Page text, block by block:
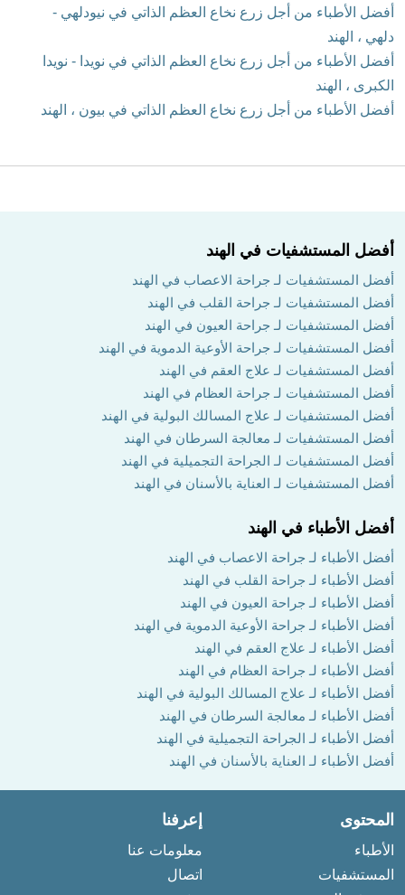
أفضل الأطباء من أجل زرع نخاع العظم الذاتي في نيودلهي -
دلهي ، الهند
أفضل الأطباء من أجل زرع نخاع العظم الذاتي في نويدا - نويدا
الكبرى ، الهند
أفضل الأطباء من أجل زرع نخاع العظم الذاتي في بيون ، الهند
أفضل المستشفيات في الهند
أفضل المستشفيات لـ جراحة الاعصاب في الهند
أفضل المستشفيات لـ جراحة القلب في الهند
أفضل المستشفيات لـ جراحة العيون في الهند
أفضل المستشفيات لـ جراحة الأوعية الدموية في الهند
أفضل المستشفيات لـ علاج العقم في الهند
أفضل المستشفيات لـ جراحة العظام في الهند
أفضل المستشفيات لـ علاج المسالك البولية في الهند
أفضل المستشفيات لـ معالجة السرطان في الهند
أفضل المستشفيات لـ الجراحة التجميلية في الهند
أفضل المستشفيات لـ العناية بالأسنان في الهند
أفضل الأطباء في الهند
أفضل الأطباء لـ جراحة الاعصاب في الهند
أفضل الأطباء لـ جراحة القلب في الهند
أفضل الأطباء لـ جراحة العيون في الهند
أفضل الأطباء لـ جراحة الأوعية الدموية في الهند
أفضل الأطباء لـ علاج العقم في الهند
أفضل الأطباء لـ جراحة العظام في الهند
أفضل الأطباء لـ علاج المسالك البولية في الهند
أفضل الأطباء لـ معالجة السرطان في الهند
أفضل الأطباء لـ الجراحة التجميلية في الهند
أفضل الأطباء لـ العناية بالأسنان في الهند
المحتوى
الأطباء
المستشفيات
إعرفنا
معلومات عنا
اتصال